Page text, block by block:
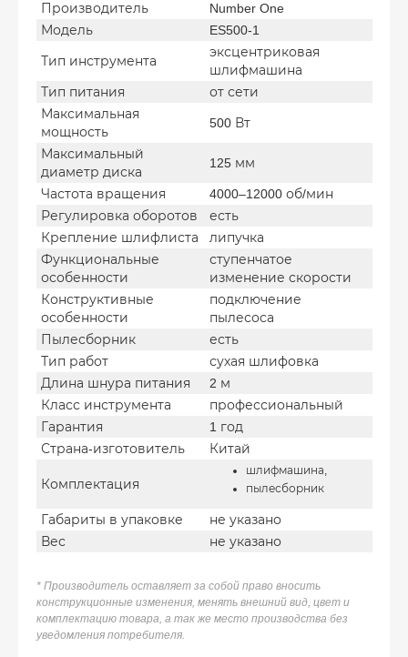
Производитель
Number One
Модель
ES500-1
Тип инструмента
эксцентриковая
шлифмашина
Тип питания
от сети
Максимальная
мощность
500 Вт
Максимальный
диаметр диска
125 мм
Частота вращения
4000–12000 об/мин
Регулировка оборотов
есть
Крепление шлифлиста
липучка
Функциональные
особенности
ступенчатое
изменение скорости
Конструктивные
особенности
подключение
пылесоса
Пылесборник
есть
Тип работ
сухая шлифовка
Длина шнура питания
2 м
Класс инструмента
профессиональный
Гарантия
1 год
Страна-изготовитель
Китай
Комплектация
шлифмашина,
пылесборник
Габариты в упаковке
не указано
Вес
не указано
* Производитель оставляет за собой право вносить
конструкционные изменения, менять внешний вид, цвет и
комплектацию товара, а так же место производства без
уведомления потребителя.